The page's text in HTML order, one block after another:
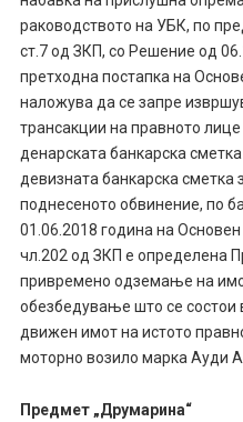
раководството на УБК, по
ст.7 од ЗКП, со Решение од
претходна постапка на
наложува да се запре
трансакции на правното
денарската банкарска
девизната банкарска сметка
поднесеното обвинение, по
01.06.2018 година на Основен
чл.202 од ЗКП е определена
привремено одземање на
обезбедување што се состои
движен имот на истото
моторно возило марка Ауди
Предмет „Друмарина“